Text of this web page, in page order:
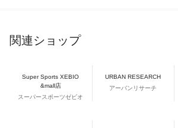
関連ショップ
Super Sports XEBIO
&mall店
スーパースポーツゼビオ
URBAN RESEARCH
アーバンリサーチ